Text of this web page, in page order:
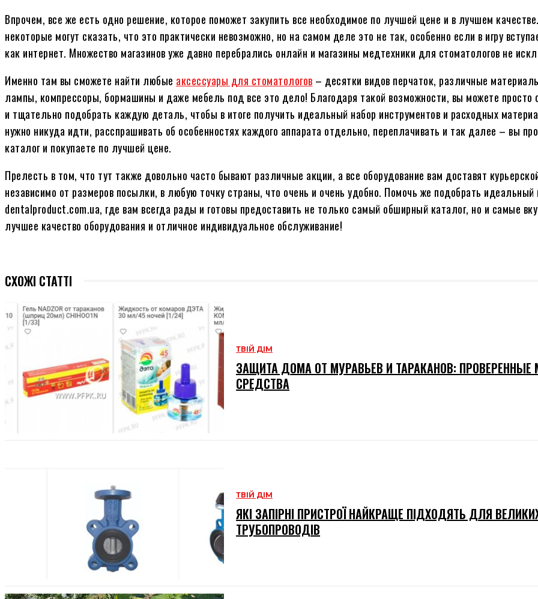
Впрочем, все же есть одно решение, которое поможет закупить все необходимое по лучшей цене и в лучшем
некоторые могут сказать, что это практически невозможно, но на самом деле это не так, особенно если в игру
как интернет. Множество магазинов уже давно перебрались онлайн и магазины медтехники для стоматологов не
Именно там вы сможете найти любые аксессуары для стоматологов – десятки видов перчаток, различные
лампы, компрессоры, бормашины и даже мебель под все это дело! Благодаря такой возможности, вы можете просто
и тщательно подобрать каждую деталь, чтобы в итоге получить идеальный набор инструментов и расходных
нужно никуда идти, расспрашивать об особенностях каждого аппарата отдельно, переплачивать и так далее – вы
каталог и покупаете по лучшей цене.
Прелесть в том, что тут также довольно часто бывают различные акции, а все оборудование вам доставят
независимо от размеров посылки, в любую точку страны, что очень и очень удобно. Помочь же подобрать идеальный
dentalproduct.com.ua, где вам всегда рады и готовы предоставить не только самый обширный каталог, но и самые
лучшее качество оборудования и отличное индивидуальное обслуживание!
СХОЖІ СТАТТІ
ТВІЙ ДІМ
ЗАЩИТА ДОМА ОТ МУРАВЬЕВ И ТАРАКАНОВ:
СРЕДСТВА
ТВІЙ ДІМ
ЯКІ ЗАПІРНІ ПРИСТРОЇ НАЙКРАЩЕ ПІДХОДЯТЬ ДЛЯ
ТРУБОПРОВОДІВ